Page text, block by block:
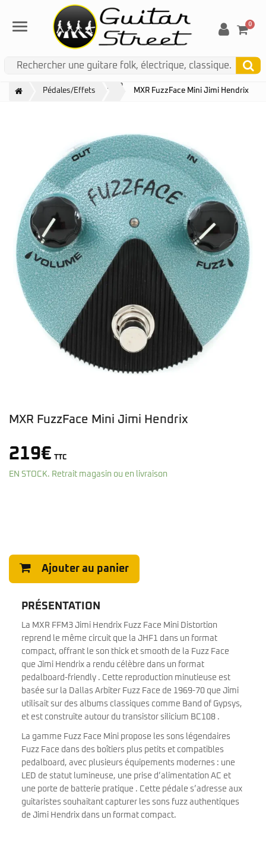
Menu 0
Pédales/Effets MXR MXR FuzzFace Mini Jimi Hendrix
MXR FuzzFace Mini Jimi Hendrix
219€ TTC
EN STOCK. Retrait magasin ou en livraison
Ajouter au panier
PRÉSENTATION
La MXR FFM3 Jimi Hendrix Fuzz Face Mini Distortion
reprend le même circuit que la JHF1 dans un format
compact, offrant le son thick et smooth de la Fuzz Face
que Jimi Hendrix a rendu célèbre dans un format
pedalboard-friendly . Cette reproduction minutieuse est
basée sur la Dallas Arbiter Fuzz Face de 1969-70 que Jimi
utilisait sur des albums classiques comme Band of Gypsys,
et est construite autour du transistor silicium BC108 .
La gamme Fuzz Face Mini propose les sons légendaires
Fuzz Face dans des boîtiers plus petits et compatibles
pedalboard, avec plusieurs équipements modernes : une
LED de statut lumineuse, une prise d’alimentation AC et
une porte de batterie pratique . Cette pédale s’adresse aux
guitaristes souhaitant capturer les sons fuzz authentiques
de Jimi Hendrix dans un format compact.